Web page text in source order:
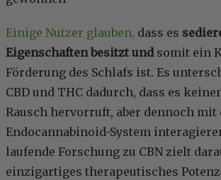
Einige Nutzer glauben, dass es
Eigenschaften besitzt undsomit ein
Förderung des Schlafs ist. Es
CBD und THC dadurch, dass es
Rausch hervorruft, aber dennoch mit
Endocannabinoid-System
laufende Forschung zu CBN zielt
einzigartiges therapeutisches